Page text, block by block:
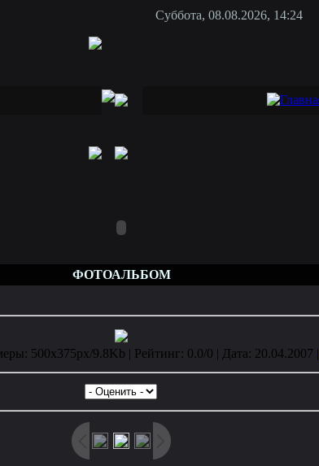
Суббота, 08.08.2026, 14:24
ФОТОАЛЬБОМ
500x375px/9.8Kb | Рейтинг: 0.0/0 | Дата: 20.04.2007 |